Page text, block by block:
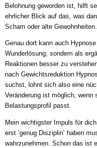
Belohnung geworden ist, hilft
ehrlicher Blick auf das, was
Scham oder alte Gewohnheiten.
Genau dort kann auch
Wunderlösung, sondern als
Reaktionen besser zu
nach Gewichtsreduktion
suchst, lohnt sich also eine
Veränderung ist möglich, wenn
Belastungsprofil passt.
Mein wichtigster Impuls für
erst ‘genug Disziplin’ haben
wahrzunehmen. Schon das ist